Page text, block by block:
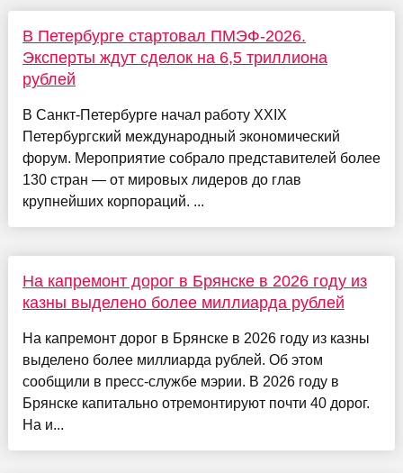
В Петербурге стартовал ПМЭФ-2026.
Эксперты ждут сделок на 6,5 триллиона
рублей
В Санкт-Петербурге начал работу XXIX
Петербургский международный экономический
форум. Мероприятие собрало представителей более
130 стран — от мировых лидеров до глав
крупнейших корпораций. ...
На капремонт дорог в Брянске в 2026 году из
казны выделено более миллиарда рублей
На капремонт дорог в Брянске в 2026 году из казны
выделено более миллиарда рублей. Об этом
сообщили в пресс-службе мэрии. В 2026 году в
Брянске капитально отремонтируют почти 40 дорог.
На и...